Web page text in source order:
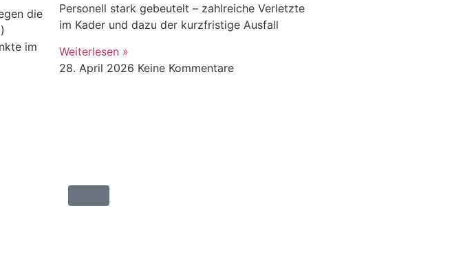
die
im
Personell stark gebeutelt – zahlreiche Verletzte
im Kader und dazu der kurzfristige Ausfall
Weiterlesen »
28. April 2026 Keine Kommentare